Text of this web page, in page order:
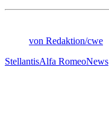
von Redaktion/cwe
StellantisAlfa RomeoNews